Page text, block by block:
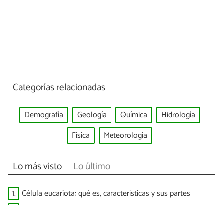
Categorías relacionadas
Demografía Geología Química
Hidrología
Física
Meteorología
Lo más visto Lo último
1. Célula eucariota: qué es, características y sus partes